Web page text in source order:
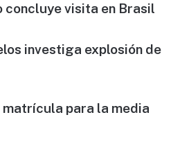
concluye visita en Brasil
investiga explosión de
matrícula para la media